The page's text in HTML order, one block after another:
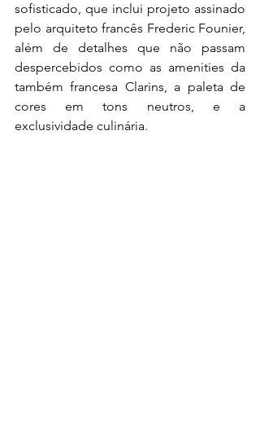
sofisticado, que inclui projeto assinado
pelo arquiteto francês Frederic Founier,
além de detalhes que não passam
despercebidos como as amenities da
também francesa Clarins, a paleta de
cores em tons neutros, e a
exclusividade culinária.